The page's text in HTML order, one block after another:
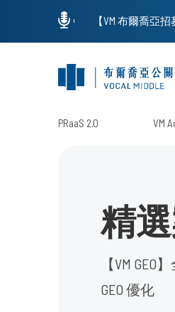
PRaaS 2.0 VM
精
【VM
GEO 優化